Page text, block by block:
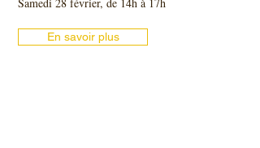
En savoir plus